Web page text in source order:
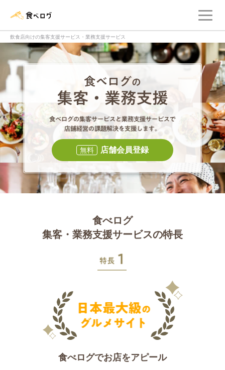
飲食店向けの集客支援サービス・業務支援サービス
食べログの集客
食べログの集
無料 店舗会員登録
食べログ
集客・業務支援サービスの特長
食べログでお店をアピール